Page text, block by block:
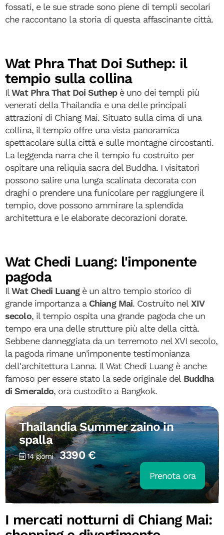
fossati, e le sue strade sono piene di templi secolari
che raccontano la storia di questa affascinante città.
Wat Phra That Doi Suthep: il
tempio sulla collina
IlWat Phra That Doi Suthepè uno dei templi più
venerati della Thailandia e una delle principali
attrazioni di Chiang Mai. Situato sulla cima di una
collina, il tempio offre una vista panoramica
spettacolare sulla città e sulle montagne circostanti.
La leggenda narra che il tempio fu costruito per
ospitare una reliquia sacra del Buddha. I visitatori
possono salire una lunga scalinata decorata con
draghi o prendere una funicolare per raggiungere il
tempio, dove possono ammirare la splendida
architettura e le elaborate decorazioni dorate.
Wat Chedi Luang: l'imponente
pagoda
IlWat Chedi Luangè un altro tempio storico di
grande importanza a Chiang Mai. Costruito nel XIV
secolo, il tempio ospita una grande pagoda che un
tempo era una delle strutture più alte della città.
Sebbene danneggiata da un terremoto nel XVI secolo,
la pagoda rimane un'imponente testimonianza
dell'architettura Lanna. Il Wat Chedi Luang è anche
famoso per essere stato la sede originale del Buddha
di Smeraldo, ora custodito a Bangkok.
Thailandia Summer zaino in
spalla
14 giorni 3390 €
Prenota ora
I mercati notturni di Chiang Mai: